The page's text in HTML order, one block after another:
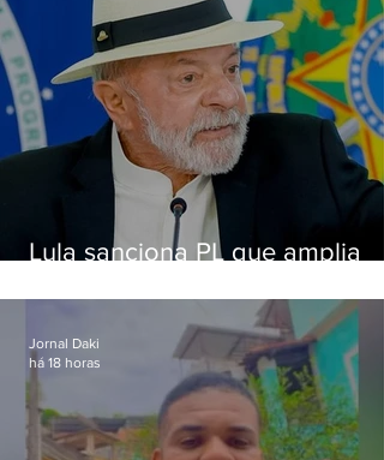
Lula sanciona PL que amplia
crianças
Jornal Daki
há 18 horas